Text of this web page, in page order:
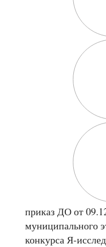
приказ ДО от
муниципального
конкурса Я-